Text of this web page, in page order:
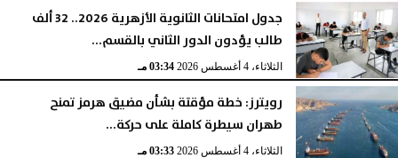
جدول امتحانات الثانوية الأزهرية 2026.. 32 ألف
طالب يؤدون الدور الثاني بالقسم...
الثلاثاء، 4 أغسطس 2026 03:34 مـ
رويترز: خطة مؤقتة بشأن مضيق هرمز تمنح
طهران سيطرة كاملة على حركة...
الثلاثاء، 4 أغسطس 2026 03:33 مـ